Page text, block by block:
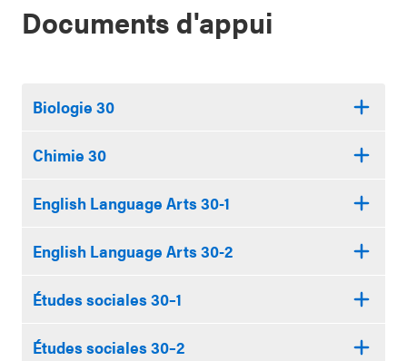
Documents d'appui
Biologie 30
Chimie 30
English Language Arts 30-1
English Language Arts 30-2
Études sociales 30–1
Études sociales 30–2